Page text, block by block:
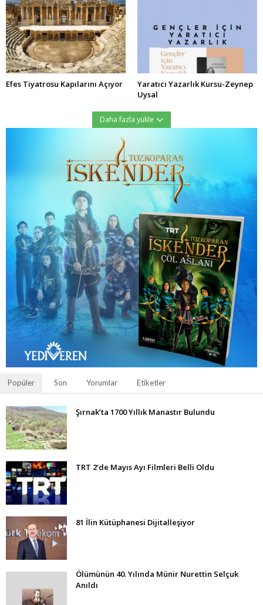
Efes Tiyatrosu Kapılarını Açıyor
Yaratıcı Yazarlık Kursu-Zeynep
Uysal
Daha fazla yükle
Popüler Son Yorumlar Etiketler
Şırnak’ta 1700 Yıllık Manastır Bulundu
TRT 2’de Mayıs Ayı Filmleri Belli Oldu
81 İlin Kütüphanesi Dijitalleşiyor
Ölümünün 40. Yılında Münir Nurettin Selçuk
Anıldı